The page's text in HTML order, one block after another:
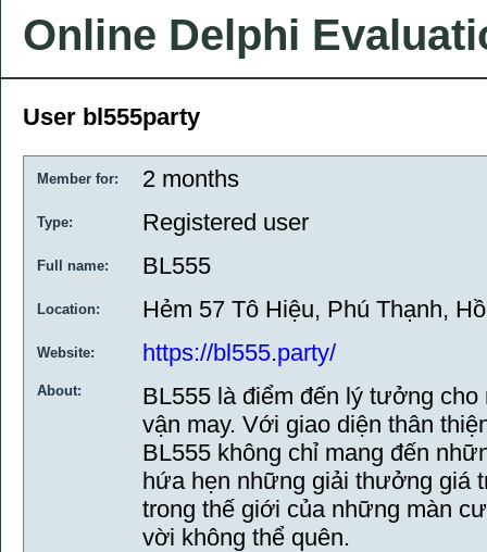
Online Delphi
User bl555party
Member for: 2 months
Type: Registered user
Full name: BL555
Location: Hẻm 57 Tô Hiệu, Phú Thạnh,
Website: https://bl555.party/
About:
BL555 là điểm đến lý tưởng
vận may. Với giao diện thân
BL555 không chỉ mang đến
hứa hẹn những giải thưởng giá
trong thế giới của những màn
vời không thể quên.